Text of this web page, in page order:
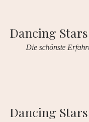
Dancing
Die schönste
Dancing